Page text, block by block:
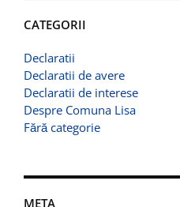
CATEGORII
Declaratii
Declaratii de avere
Declaratii de interese
Despre Comuna Lisa
Fără categorie
META